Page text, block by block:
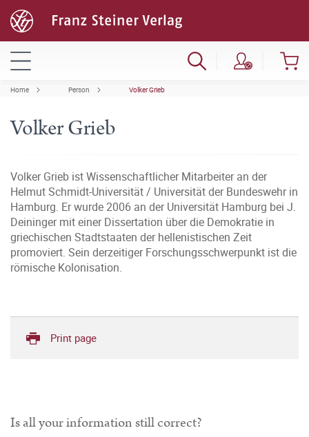
Home Person Volker Grieb
Volker Grieb
Volker Grieb ist Wissenschaftlicher Mitarbeiter an der
Helmut Schmidt-Universität / Universität der Bundeswehr in
Hamburg. Er wurde 2006 an der Universität Hamburg bei J.
Deininger mit einer Dissertation über die Demokratie in
griechischen Stadtstaaten der hellenistischen Zeit
promoviert. Sein derzeitiger Forschungsschwerpunkt ist die
römische Kolonisation.
Print page
Is all your information still correct?